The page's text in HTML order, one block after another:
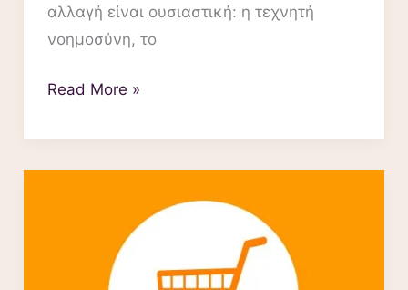
αλλαγή είναι ουσιαστική: η τεχνητή
νοημοσύνη, το
Read More »